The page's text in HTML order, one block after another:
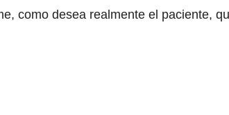
como desea realmente el paciente,